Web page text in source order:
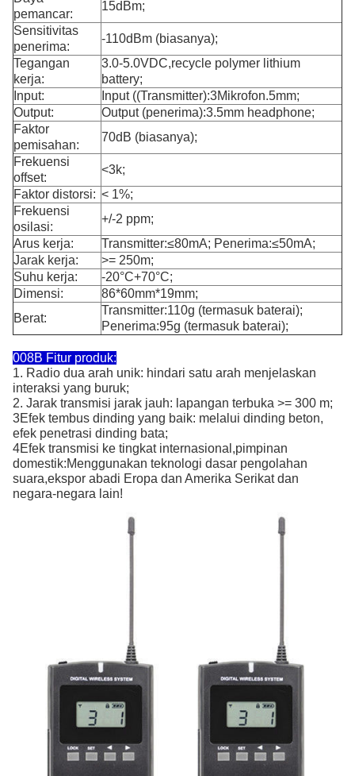
pemancar:
15dBm;
Sensitivitas
penerima:
-110dBm (biasanya);
Tegangan
kerja:
3.0-5.0VDC,recycle polymer lithium
battery;
Input:
Input ((Transmitter):3Mikrofon.5mm;
Output:
Output (penerima):3.5mm headphone;
Faktor
pemisahan:
70dB (biasanya);
Frekuensi
offset:
<3k;
Faktor distorsi: < 1%;
Frekuensi
osilasi:
+/-2 ppm;
Arus kerja:
Transmitter:≤80mA; Penerima:≤50mA;
Jarak kerja:
>= 250m;
Suhu kerja:
-20°C+70°C;
Dimensi:
86*60mm*19mm;
Berat:
Transmitter:110g (termasuk baterai);
Penerima:95g (termasuk baterai);
008B Fitur produk:
1. Radio dua arah unik: hindari satu arah menjelaskan
interaksi yang buruk;
2. Jarak transmisi jarak jauh: lapangan terbuka >= 300 m;
3Efek tembus dinding yang baik: melalui dinding beton,
efek penetrasi dinding bata;
4Efek transmisi ke tingkat internasional,pimpinan
domestik:Menggunakan teknologi dasar pengolahan
suara,ekspor abadi Eropa dan Amerika Serikat dan
negara-negara lain!